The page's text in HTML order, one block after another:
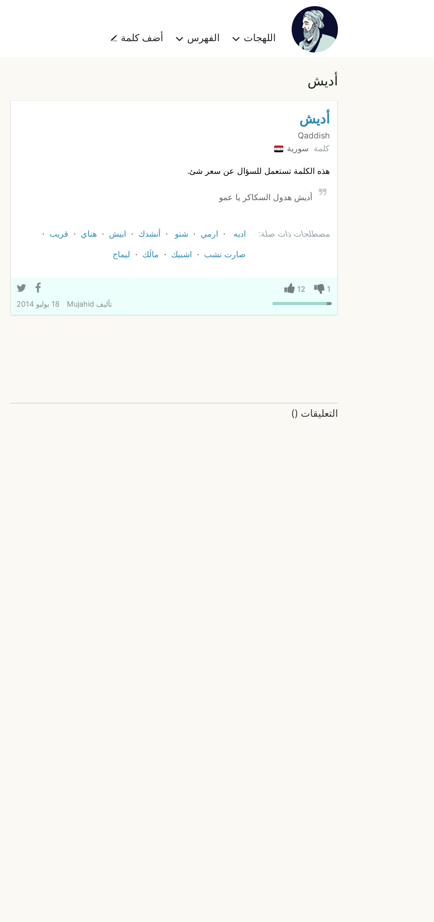
اللهجات الفهرس أضف كلمة
أديش
أديش
Qaddish
كلمة سورية
هذه الكلمة تستعمل للسؤال عن سعر شئ.
أديش هدول السكاكر يا عمو
مصطلحات ذات صلة: اديه ارمي شنو أنشدك ابيش هناي
قريب
صارت نشب
اشبيك مالَك ليماج
1
12
تأليف Mujahid 18 يوليو 2014
التعليقات (
)